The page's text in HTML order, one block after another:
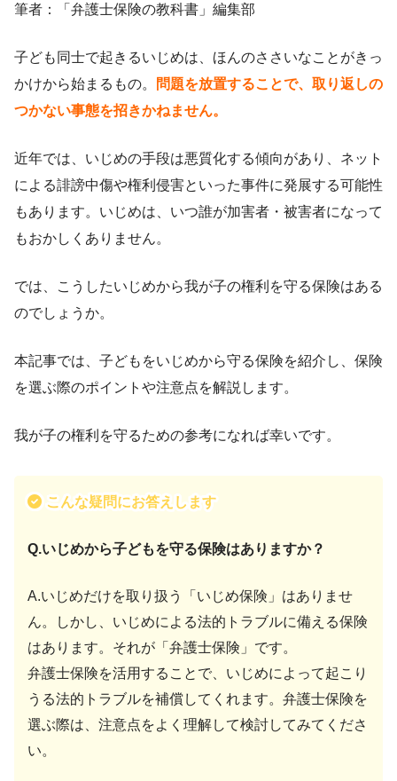
筆者：「弁護士保険の教科書」編集部
子ども同士で起きるいじめは、ほんのささいなことがきっ
かけから始まるもの。
問題を放置することで、取り返しの
つかない事態を招きかねません。
近年では、いじめの手段は悪質化する傾向があり、ネット
による誹謗中傷や権利侵害といった事件に発展する可能性
もあります。いじめは、いつ誰が加害者・被害者になって
もおかしくありません。
では、こうしたいじめから我が子の権利を守る保険はある
のでしょうか。
本記事では、子どもをいじめから守る保険を紹介し、保険
を選ぶ際のポイントや注意点を解説します。
我が子の権利を守るための参考になれば幸いです。
こんな疑問にお答えします
Q.いじめから子どもを守る保険はありますか？
A.いじめだけを取り扱う「いじめ保険」はありませ
ん。しかし、いじめによる法的トラブルに備える保険
はあります。それが「弁護士保険」です。
弁護士保険を活用することで、いじめによって起こり
うる法的トラブルを補償してくれます。弁護士保険を
選ぶ際は、注意点をよく理解して検討してみてくださ
い。